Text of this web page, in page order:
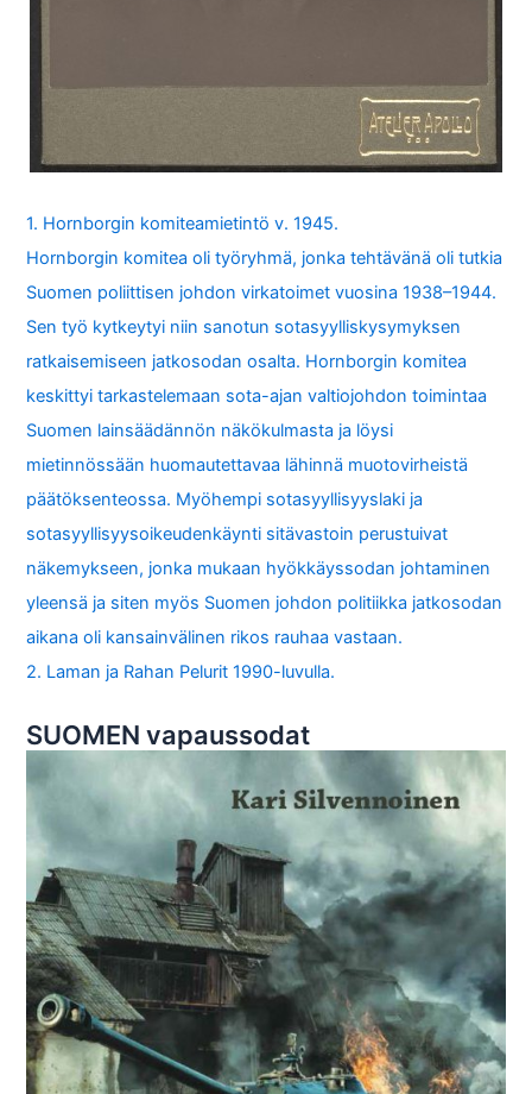
1. Hornborgin komiteamietintö v. 1945.
Hornborgin komitea oli työryhmä, jonka tehtävänä oli tutkia
Suomen poliittisen johdon virkatoimet vuosina 1938–1944.
Sen työ kytkeytyi niin sanotun sotasyylliskysymyksen
ratkaisemiseen jatkosodan osalta. Hornborgin komitea
keskittyi tarkastelemaan sota-ajan valtiojohdon toimintaa
Suomen lainsäädännön näkökulmasta ja löysi
mietinnössään huomautettavaa lähinnä muotovirheistä
päätöksenteossa. Myöhempi sotasyyllisyyslaki ja
sotasyyllisyysoikeudenkäynti sitävastoin perustuivat
näkemykseen, jonka mukaan hyökkäyssodan johtaminen
yleensä ja siten myös Suomen johdon politiikka jatkosodan
aikana oli kansainvälinen rikos rauhaa vastaan.
2. Laman ja Rahan Pelurit 1990-luvulla.
SUOMEN vapaussodat